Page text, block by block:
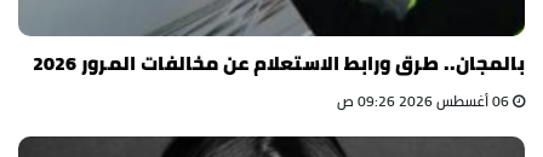
بالمجان.. طرق ورابط الاستعلام عن مخالفات المرور 2026